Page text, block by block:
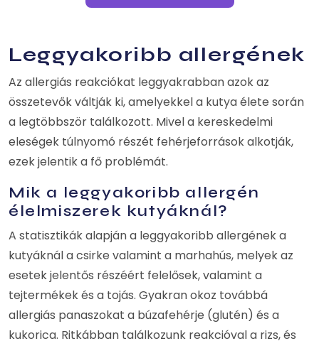
Leggyakoribb allergének
Az allergiás reakciókat leggyakrabban azok az
összetevők váltják ki, amelyekkel a kutya élete során
a legtöbbször találkozott. Mivel a kereskedelmi
eleségek túlnyomó részét fehérjeforrások alkotják,
ezek jelentik a fő problémát.
Mik a leggyakoribb allergén
élelmiszerek kutyáknál?
A statisztikák alapján a leggyakoribb allergének a
kutyáknál a csirke valamint a marhahús, melyek az
esetek jelentős részéért felelősek, valamint a
tejtermékek és a tojás. Gyakran okoz továbbá
allergiás panaszokat a búzafehérje (glutén) és a
kukorica. Ritkábban találkozunk reakcióval a rizs, és